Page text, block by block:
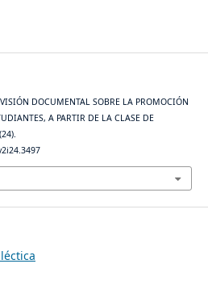
DOCUMENTAL SOBRE LA PROMOCIÓN
A PARTIR DE LA CLASE DE